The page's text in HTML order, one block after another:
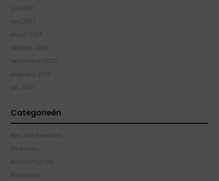
juni 2021
mei 2021
maart 2021
oktober 2020
september 2020
augustus 2020
juli 2020
Categorieën
Bed and Breakfast
Bedrijven
Bouwfotografie
Buitenland